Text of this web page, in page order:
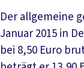
Der allgemeine
Januar 2015 in
bei 8,50 Euro